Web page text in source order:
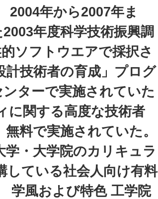
2004年から2007年ま
年度科学技術振興調
ソフトウエアで採択さ
技術者の育成」プログ
ターで実施されていた
に関する高度な技術者
料で実施されていた。
・大学院のカリキュラ
している社会人向け有料
学風および特色 工学院